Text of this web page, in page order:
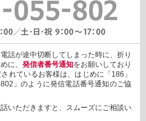
いただいている場合や法令で認め
報を第三者に提供または開示いた
ットカード決済をご利用される場
なう不正利用検知・防止「3Dセキ
利用するカード発行会社及び、決済
ートウェイ（第三者）に、下記の情
す。
報
話が途中切断してしまった時に、折り
に、 発信者番号通知をお願いしており
れているお客様は、はじめに「186」
」のように発信電話番号通知のご協
いただきますと、スムーズにご相談い